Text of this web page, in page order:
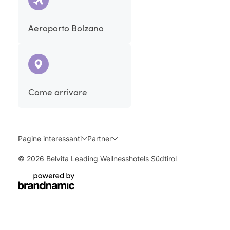
Aeroporto Bolzano
Come arrivare
Pagine interessanti Partner
© 2026 Belvita Leading Wellnesshotels Südtirol